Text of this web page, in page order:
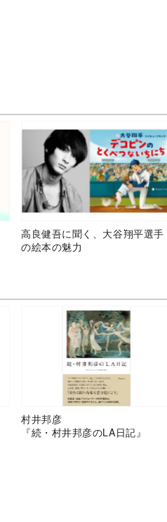
高良健吾に聞く、大谷翔平選手
の絵本の魅力
村井邦彦
『続・村井邦彦のLA日記』